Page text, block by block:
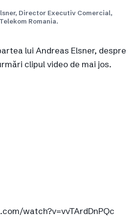
Director Executiv Comercial,
Romania.
lui Andreas Elsner, despre
clipul video de mai jos.
watch?v=vvTArdDnPQc